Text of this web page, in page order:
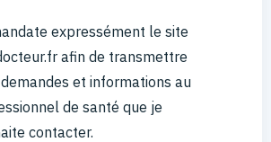
expressément le site
afin de transmettre
et informations au
de santé que je
contacter.